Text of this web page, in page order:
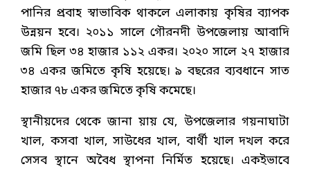
পানির প্রবাহ স্বাভাবিক থাকলে এলাকায় কৃষির ব্যাপক
উন্নয়ন হবে। ২০১১ সালে গৌরনদী উপজেলায় আবাদি
জমি ছিল ৩৪ হাজার ১১২ একর। ২০২০ সালে ২৭ হাজার
৩৪ একর জমিতে কৃষি হয়েছে। ৯ বছরের ব্যবধানে সাত
হাজার ৭৮ একর জমিতে কৃষি কমেছে।
স্থানীয়দের থেকে জানা য়ায় যে, উপজেলার গয়নাঘাটা
খাল, কসবা খাল, সাউধের খাল, বার্থী খাল দখল করে
সেসব স্থানে অবৈধ স্থাপনা নির্মিত হয়েছে। একইভাবে